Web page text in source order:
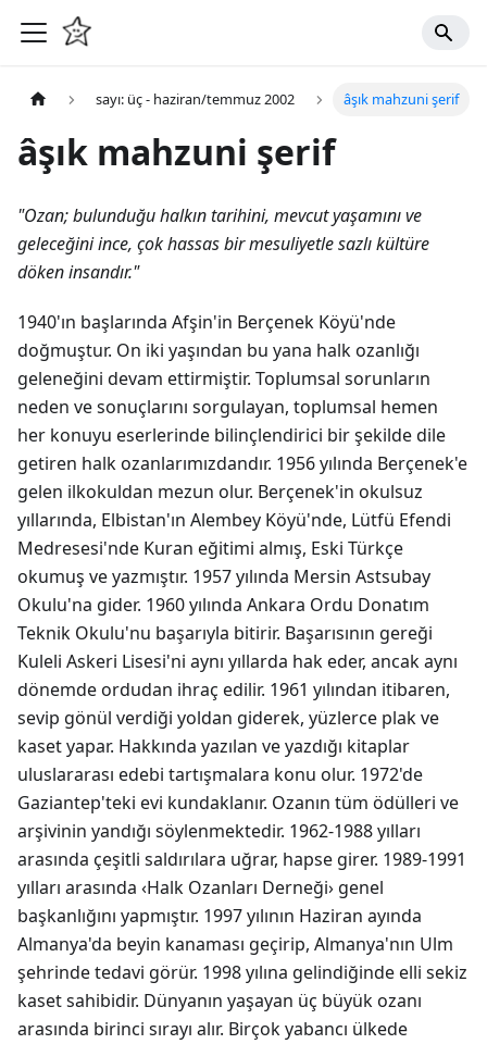
sayı: üç - haziran/temmuz 2002 âşık mahzuni şerif
âşık mahzuni şerif
"Ozan; bulunduğu halkın tarihini, mevcut yaşamını ve
geleceğini ince, çok hassas bir mesuliyetle sazlı kültüre
döken insandır."
1940'ın başlarında Afşin'in Berçenek Köyü'nde
doğmuştur. On iki yaşından bu yana halk ozanlığı
geleneğini devam ettirmiştir. Toplumsal sorunların
neden ve sonuçlarını sorgulayan, toplumsal hemen
her konuyu eserlerinde bilinçlendirici bir şekilde dile
getiren halk ozanlarımızdandır. 1956 yılında Berçenek'e
gelen ilkokuldan mezun olur. Berçenek'in okulsuz
yıllarında, Elbistan'ın Alembey Köyü'nde, Lütfü Efendi
Medresesi'nde Kuran eğitimi almış, Eski Türkçe
okumuş ve yazmıştır. 1957 yılında Mersin Astsubay
Okulu'na gider. 1960 yılında Ankara Ordu Donatım
Teknik Okulu'nu başarıyla bitirir. Başarısının gereği
Kuleli Askeri Lisesi'ni aynı yıllarda hak eder, ancak aynı
dönemde ordudan ihraç edilir. 1961 yılından itibaren,
sevip gönül verdiği yoldan giderek, yüzlerce plak ve
kaset yapar. Hakkında yazılan ve yazdığı kitaplar
uluslararası edebi tartışmalara konu olur. 1972'de
Gaziantep'teki evi kundaklanır. Ozanın tüm ödülleri ve
arşivinin yandığı söylenmektedir. 1962-1988 yılları
arasında çeşitli saldırılara uğrar, hapse girer. 1989-1991
yılları arasında ‹Halk Ozanları Derneği› genel
başkanlığını yapmıştır. 1997 yılının Haziran ayında
Almanya'da beyin kanaması geçirip, Almanya'nın Ulm
şehrinde tedavi görür. 1998 yılına gelindiğinde elli sekiz
kaset sahibidir. Dünyanın yaşayan üç büyük ozanı
arasında birinci sırayı alır. Birçok yabancı ülkede